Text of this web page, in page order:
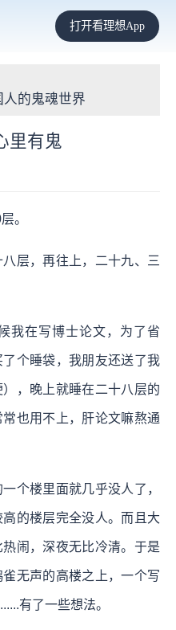
打开看理想App
人的鬼魂世界
里有鬼
。
层，再往上，二十九、三
我在写博士论文，为了省
个睡袋，我朋友还送了我
，晚上就睡在二十八层的
也用不上，肝论文嘛熬通
个楼里面就几乎没人了，
的楼层完全没人。而且大
闹，深夜无比冷清。于是
无声的高楼之上，一个写
有了一些想法。